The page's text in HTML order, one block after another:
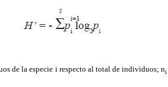
de la especie i respecto al total de individuos; ni